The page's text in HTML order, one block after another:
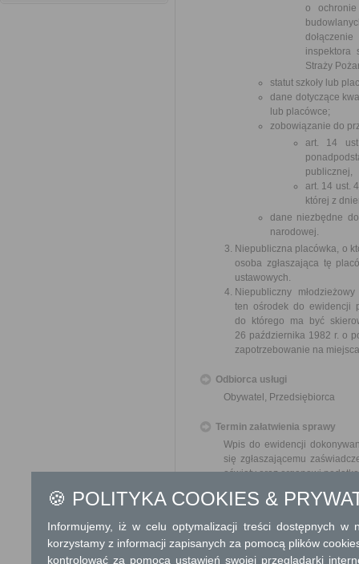
o
inspektora
Straży
statut szkoły lub
dane dotyczące
lub placówce;
zobowiązanie do
art. 14
publicznej,
art. 14 ust.
której z
dane niezbędne
narodowej.
Niepubliczna placówka, o
osoba zgłaszająca tę
ustawowych.
Niepubliczny
ten ośrodek do ewidencji
do którego ma być
26 października 1982 r. o
zapotrzebowanie na
Odbiorca usługi
Obywatel, Przedsiębiorca
Termin załatwienia sprawy
Wpis do ewidencji
się zgłaszającemu
oświaty oraz organowi
Informacja
Dodatkowe
Opłata
🍪 POLITYKA COOKIES &
Informujemy, iż w celu optymalizacji treści dostępnych w
korzystamy z informacji zapisanych za pomocą plików
kontrolować za pomocą ustawień swojej przeglądarki